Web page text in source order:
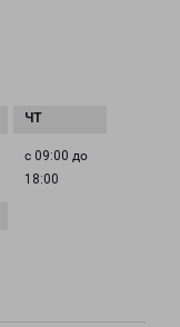
с 09:00 до
18:00